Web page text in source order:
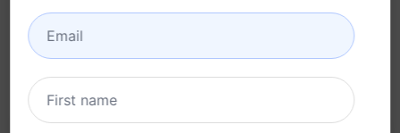
Home / Ayudas AI / Copywriting Prompts / Writing
Prompts
/
2,405
0 1,979